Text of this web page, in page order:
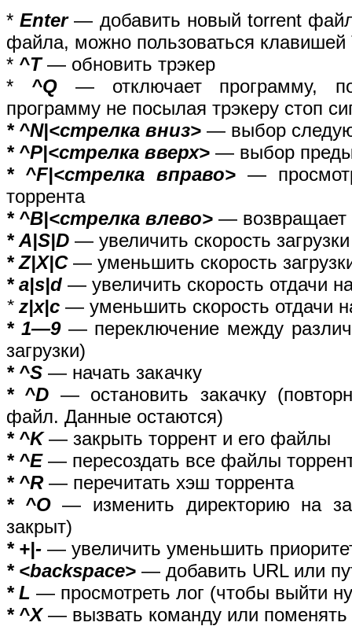
*Enter— добавить новый torrent
файла, можно пользоваться клавишей
* ^T— обновить трэкер
* ^Q— отключает программу,
программу не посылая трэкеру стоп
* ^N|<стрелка вниз> — выбор
* ^P|<стрелка вверх> — выбор
* ^F|<стрелка вправо> —
торрента
* ^B|<стрелка влево> — возвращает
* A|S|D — увеличить скорость
* Z|X|C— уменьшить скорость
* a|s|d — увеличить скорость отдачи
*z|x|c — уменьшить скорость отдачи
* 1—9— переключение между
загрузки)
* ^S — начать закачку
* ^D — остановить закачку
файл. Данные остаются)
* ^K— закрыть торрент и его файлы
* ^E— пересоздать все файлы
* ^R— перечитать хэш торрента
* ^O— изменить директорию на
закрыт)
* +|- — увеличить уменьшить
* <backspace> — добавить URL или
* L — просмотреть лог (чтобы выйти
* ^X— вызвать команду или поменять